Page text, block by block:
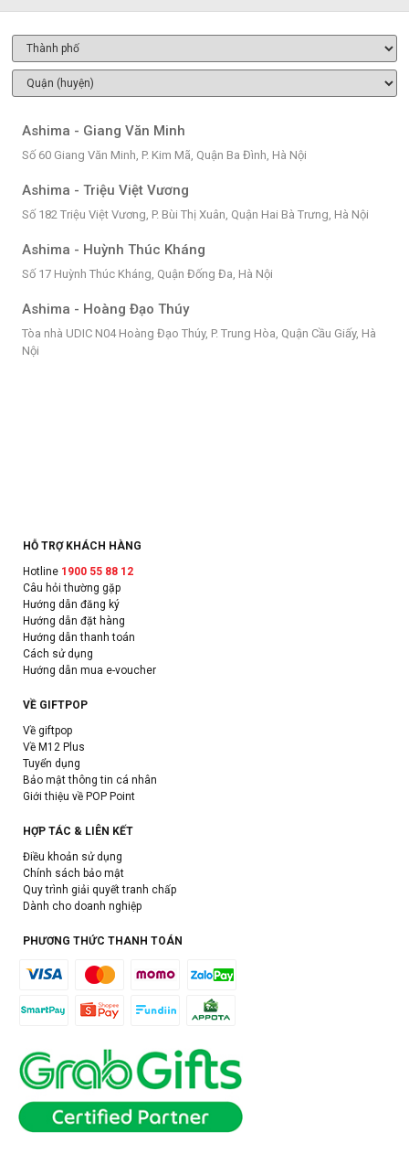
Ashima - Giang Văn Minh
Số 60 Giang Văn Minh, P. Kim Mã, Quận Ba Đình, Hà Nội
Ashima - Triệu Việt Vương
Số 182 Triệu Việt Vương, P. Bùi Thị Xuân, Quận Hai Bà Trưng, Hà Nội
Ashima - Huỳnh Thúc Kháng
Số 17 Huỳnh Thúc Kháng, Quận Đống Đa, Hà Nội
Ashima - Hoàng Đạo Thúy
Tòa nhà UDIC N04 Hoàng Đạo Thúy, P. Trung Hòa, Quận Cầu Giấy, Hà
Nội
HỖ TRỢ KHÁCH HÀNG
Hotline 1900 55 88 12
Câu hỏi thường gặp
Hướng dẫn đăng ký
Hướng dẫn đặt hàng
Hướng dẫn thanh toán
Cách sử dụng
Hướng dẫn mua e-voucher
VỀ GIFTPOP
Về giftpop
Về M12 Plus
Tuyển dụng
Bảo mật thông tin cá nhân
Giới thiệu về POP Point
HỢP TÁC & LIÊN KẾT
Điều khoản sử dụng
Chính sách bảo mật
Quy trình giải quyết tranh chấp
Dành cho doanh nghiệp
PHƯƠNG THỨC THANH TOÁN